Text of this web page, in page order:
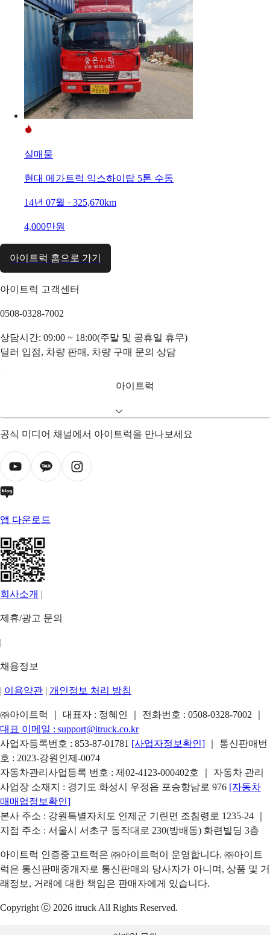
실매물
현대 메가트럭 익스하이탑 5톤 수동
14년 07월 · 325,670km
4,000만원
아이트럭 홈으로 가기
아이트럭 고객센터
0508-0328-7002
상담시간: 09:00 ~ 18:00(주말 및 공휴일 휴무)
딜러 입점, 차량 판매, 차량 구매 문의 상담
아이트럭
공식 미디어 채널에서 아이트럭을 만나보세요
앱 다운로드
회사소개 |
제휴/광고 문의
|
채용정보
| 이용약관 | 개인정보 처리 방침
㈜아이트럭 ｜ 대표자 : 정혜인 ｜ 전화번호 : 0508-0328-7002
대표 이메일 : support@itruck.co.kr
사업자등록번호 : 853-87-01781 [사업자정보확인]
｜ 통신판매번
호 : 2023-강원인제-0074
자동차관리사업등록 번호 : 제02-4123-000402호 ｜ 자동차 관리
사업장 소재지 : 경기도 화성시 우정읍 포승항남로 976 [자동차
매매업정보확인]
본사 주소 : 강원특별자치도 인제군 기린면 조침령로 1235-24 ｜
지점 주소 : 서울시 서초구 동작대로 230(방배동) 화련빌딩 3층
아이트럭 인증중고트럭은 ㈜아이트럭이 운영합니다. ㈜아이트
럭은 통신판매중개자로 통신판매의 당사자가 아니며, 상품 및 거
래정보, 거래에 대한 책임은 판매자에게 있습니다.
Copyright ⓒ 2026 itruck All Rights Reserved.